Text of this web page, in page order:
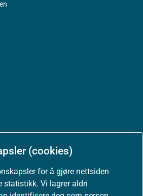
(cookies)
for å gjøre nettsiden
statistikk. Vi lagrer aldri